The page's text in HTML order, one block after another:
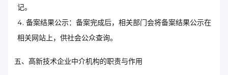
记。
备案结果公示：备案完成后，相关部门会将备案结果公示在
相关网站上，供社会公众查询。
五、高新技术企业中介机构的职责与作用